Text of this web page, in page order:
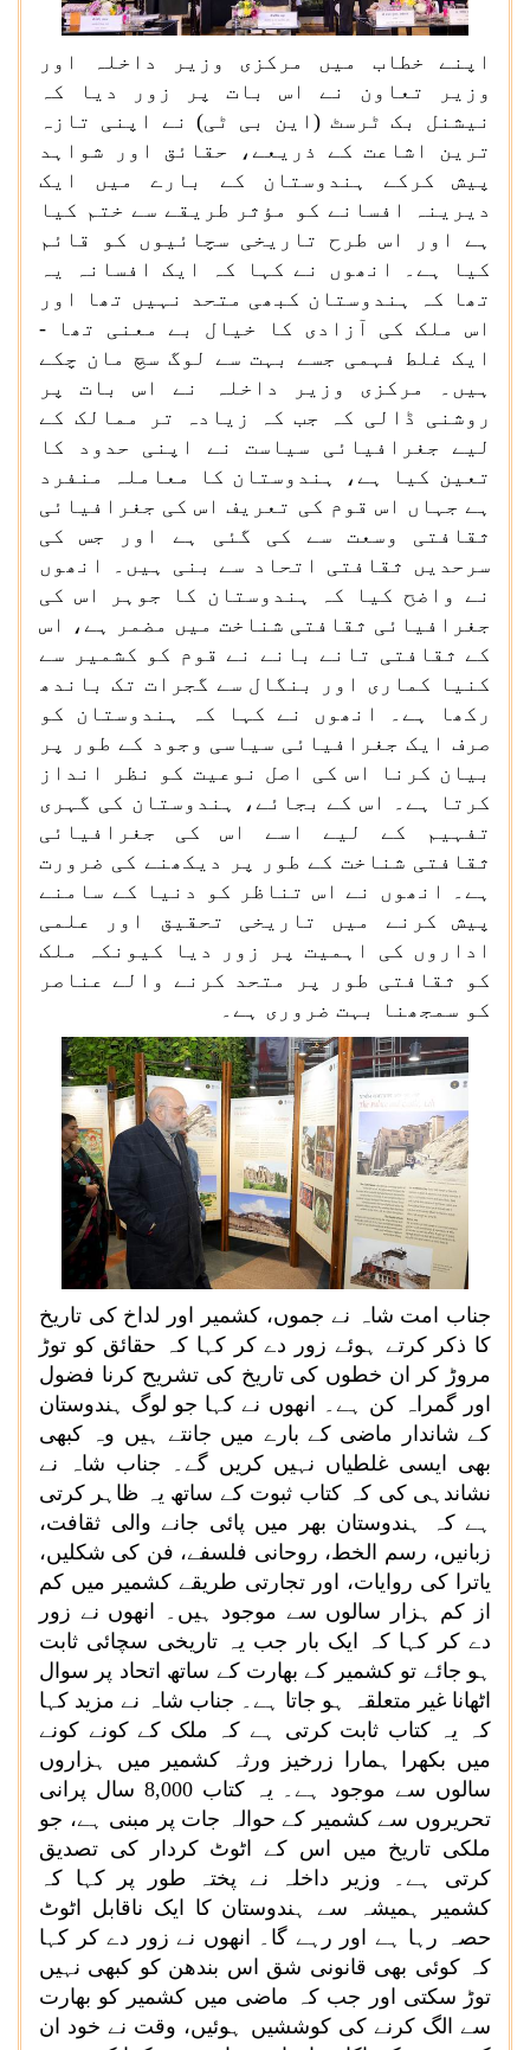
اپنے خطاب میں مرکزی وزیر داخلہ اور
وزیر تعاون نے اس بات پر زور دیا کہ
نیشنل بک ٹرسٹ (این بی ٹی) نے اپنی تازہ
ترین اشاعت کے ذریعے، حقائق اور شواہد
پیش کرکے ہندوستان کے بارے میں ایک
دیرینہ افسانے کو مؤثر طریقے سے ختم کیا
ہے اور اس طرح تاریخی سچائیوں کو قائم
کیا ہے۔ انھوں نے کہا کہ ایک افسانہ یہ
تھا کہ ہندوستان کبھی متحد نہیں تھا اور
اس ملک کی آزادی کا خیال بے معنی تھا -
ایک غلط فہمی جسے بہت سے لوگ سچ مان چکے
ہیں۔ مرکزی وزیر داخلہ نے اس بات پر
روشنی ڈالی کہ جب کہ زیادہ تر ممالک کے
لیے جغرافیائی سیاست نے اپنی حدود کا
تعین کیا ہے، ہندوستان کا معاملہ منفرد
ہے جہاں اس قوم کی تعریف اس کی جغرافیائی
ثقافتی وسعت سے کی گئی ہے اور جس کی
سرحدیں ثقافتی اتحاد سے بنی ہیں۔ انھوں
نے واضح کیا کہ ہندوستان کا جوہر اس کی
جغرافیائی ثقافتی شناخت میں مضمر ہے، اس
کے ثقافتی تانے بانے نے قوم کو کشمیر سے
کنیا کماری اور بنگال سے گجرات تک باندھ
رکھا ہے۔ انھوں نے کہا کہ ہندوستان کو
صرف ایک جغرافیائی سیاسی وجود کے طور پر
بیان کرنا اس کی اصل نوعیت کو نظر انداز
کرتا ہے۔ اس کے بجائے، ہندوستان کی گہری
تفہیم کے لیے اسے اس کی جغرافیائی
ثقافتی شناخت کے طور پر دیکھنے کی ضرورت
ہے۔ انھوں نے اس تناظر کو دنیا کے سامنے
پیش کرنے میں تاریخی تحقیق اور علمی
اداروں کی اہمیت پر زور دیا کیونکہ ملک
کو ثقافتی طور پر متحد کرنے والے عناصر
کو سمجھنا بہت ضروری ہے۔
جناب امت شاہ نے جموں، کشمیر اور لداخ کی تاریخ
کا ذکر کرتے ہوئے زور دے کر کہا کہ حقائق کو توڑ
مروڑ کر ان خطوں کی تاریخ کی تشریح کرنا فضول
اور گمراہ کن ہے۔ انھوں نے کہا جو لوگ ہندوستان
کے شاندار ماضی کے بارے میں جانتے ہیں وہ کبھی
بھی ایسی غلطیاں نہیں کریں گے۔ جناب شاہ نے
نشاندہی کی کہ کتاب ثبوت کے ساتھ یہ ظاہر کرتی
ہے کہ ہندوستان بھر میں پائی جانے والی ثقافت،
زبانیں، رسم الخط، روحانی فلسفے، فن کی شکلیں،
یاترا کی روایات، اور تجارتی طریقے کشمیر میں کم
از کم ہزار سالوں سے موجود ہیں۔ انھوں نے زور
دے کر کہا کہ ایک بار جب یہ تاریخی سچائی ثابت
ہو جائے تو کشمیر کے بھارت کے ساتھ اتحاد پر سوال
اٹھانا غیر متعلقہ ہو جاتا ہے۔ جناب شاہ نے مزید کہا
کہ یہ کتاب ثابت کرتی ہے کہ ملک کے کونے کونے
میں بکھرا ہمارا زرخیز ورثہ کشمیر میں ہزاروں
سالوں سے موجود ہے۔ یہ کتاب 8,000 سال پرانی
تحریروں سے کشمیر کے حوالہ جات پر مبنی ہے، جو
ملکی تاریخ میں اس کے اٹوٹ کردار کی تصدیق
کرتی ہے۔ وزیر داخلہ نے پختہ طور پر کہا کہ
کشمیر ہمیشہ سے ہندوستان کا ایک ناقابل اٹوٹ
حصہ رہا ہے اور رہے گا۔ انھوں نے زور دے کر کہا
کہ کوئی بھی قانونی شق اس بندھن کو کبھی نہیں
توڑ سکتی اور جب کہ ماضی میں کشمیر کو بھارت
سے الگ کرنے کی کوششیں ہوئیں، وقت نے خود ان